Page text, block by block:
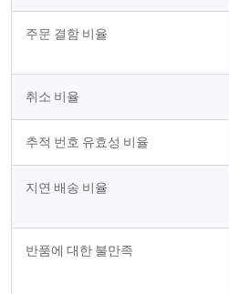
주문 결함 비율
취소 비율
추적 번호 유효성 비율
지연 배송 비율
반품에 대한 불만족